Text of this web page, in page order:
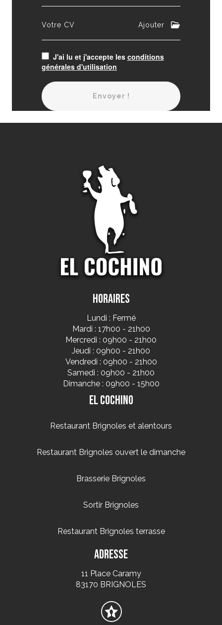
Votre CV Ajouter
J'ai lu et j'accepte les conditions
générales d'utilisation
Envoyer !
Horaires
Lundi : Fermé
Mardi : 17h00 - 21h00
Mercredi : 09h00 - 21h00
Jeudi : 09h00 - 21h00
Vendredi : 09h00 - 21h00
Samedi : 09h00 - 21h00
Dimanche : 09h00 - 15h00
El Cochino
Restaurant Brignoles et alentours
Restaurant Brignoles ouvert le dimanche
Brasserie Brignoles
Sortir Brignoles
Restaurant Brignoles terrasse
Adresse
11 Place Caramy
83170 BRIGNOLES